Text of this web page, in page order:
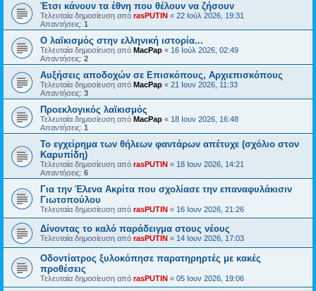
Έτσι κάνουν τα έθνη που θέλουν να ζήσουν
Τελευταία δημοσίευση από rasPUTIN « 22 Ιούλ 2026, 19:31
Απαντήσεις: 1
Ο λαϊκισμός στην ελληνική ιστορία...
Τελευταία δημοσίευση από MacPap « 16 Ιούλ 2026, 02:49
Απαντήσεις: 2
Αυξήσεις αποδοχών σε Επισκόπους, Αρχιεπισκόπους
Τελευταία δημοσίευση από MacPap « 21 Ιουν 2026, 11:33
Απαντήσεις: 3
Προεκλογικός λαϊκισμός
Τελευταία δημοσίευση από MacPap « 18 Ιουν 2026, 16:48
Απαντήσεις: 1
Το εγχείρημα των θήλεων φαντάρων απέτυχε (σχόλιο στον
Καρυπίδη)
Τελευταία δημοσίευση από rasPUTIN « 18 Ιουν 2026, 14:21
Απαντήσεις: 6
Για την Έλενα Ακρίτα που σχολίασε την επαναφυλάκισιν
Γιωτοπούλου
Τελευταία δημοσίευση από rasPUTIN « 16 Ιουν 2026, 21:26
Δίνοντας το καλό παράδειγμα στους νέους
Τελευταία δημοσίευση από rasPUTIN « 14 Ιουν 2026, 17:03
Οδοντίατρος ξυλοκόπησε παρατηρηρτές με κακές
προθέσεις
Τελευταία δημοσίευση από rasPUTIN « 05 Ιουν 2026, 19:06